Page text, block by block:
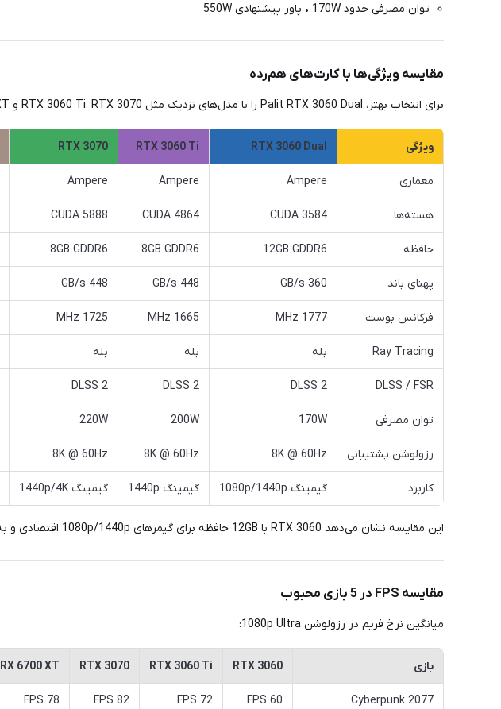
توان مصرفی حدود 170W • پاور پیشنهادی 550W
مقایسه ویژگی‌ها با کارت‌های هم‌رده
برای انتخاب بهتر، Palit RTX 3060 Dual را با مدل‌های نزدیک مثل RTX 3060 Ti، RTX 3070 و RX 6700 XT مقایسه می‌کنیم:
ویژگی RTX 3060 Dual
RTX 3060 Ti
RTX 3070
معماری Ampere
Ampere
Ampere
هسته‌ها 3584 CUDA
4864 CUDA
5888 CUDA
حافظه 12GB GDDR6
8GB GDDR6
8GB GDDR6
پهنای باند 360 GB/s
448 GB/s
448 GB/s
فرکانس بوست 1777 MHz
1665 MHz
1725 MHz
Ray Tracing بله بله بله
DLSS / FSR
DLSS 2
DLSS 2
DLSS 2
توان مصرفی 170W
200W
220W
رزولوشن پشتیبانی 8K @ 60Hz
8K @ 60Hz
8K @ 60Hz
کاربرد گیمینگ 1080p/1440p گیمینگ 1440p گیمینگ 1440p/4K
این مقایسه نشان می‌دهد RTX 3060 با 12GB حافظه برای گیمرهای 1080p/1440p اقتصادی و به‌صرفه‌ترین انتخاب است.
مقایسه FPS در 5 بازی محبوب
میانگین نرخ فریم در رزولوشن 1080p Ultra:
بازی RTX 3060
RTX 3060 Ti
RTX 3070
RX 6700 XT
Cyberpunk 2077
60 FPS
72 FPS
82 FPS
78 FPS